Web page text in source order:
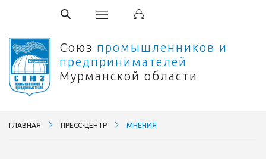
Союз промышленников и
предпринимателей
Мурманской области
ГЛАВНАЯ ПРЕСС-ЦЕНТР МНЕНИЯ